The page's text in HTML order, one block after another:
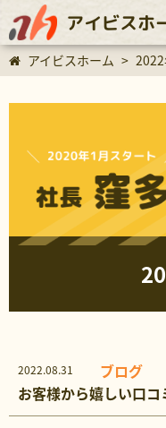
アイビスホ
アイビスホーム >
2022.08.31
ブログ
お客様から嬉しい口